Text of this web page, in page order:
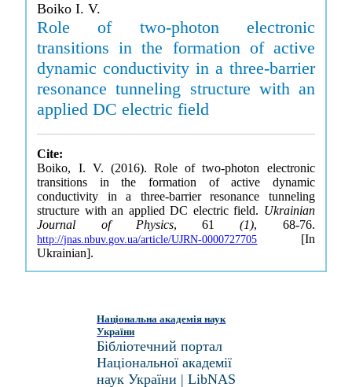
Boiko I. V.
Role of two-photon electronic
transitions in the formation of active
dynamic conductivity in a three-barrier
resonance tunneling structure with an
applied DC electric field
Cite:
Boiko, I. V. (2016). Role of two-photon electronic
transitions in the formation of active dynamic
conductivity in a three-barrier resonance tunneling
structure with an applied DC electric field. Ukrainian
Journal of Physics, 61(1), 68-76.
http://jnas.nbuv.gov.ua/article/UJRN-0000727705 [In
Ukrainian].
Національна академія наук
України
Бібліотечний портал
Національної академії
наук України | LibNAS